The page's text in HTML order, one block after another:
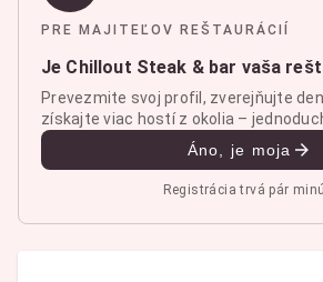
PRE MAJITEĽOV REŠTAURÁCIÍ
Je Chillout Steak & bar vaša
Prevezmite svoj profil, zverejňujte
získajte viac hostí z okolia –
Áno, je moja
Registrácia trvá pár